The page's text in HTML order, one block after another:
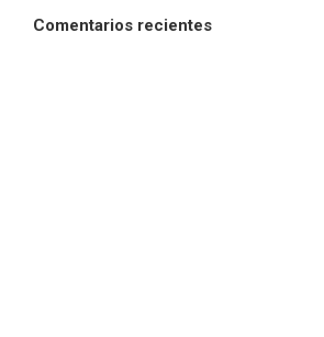
Comentarios recientes